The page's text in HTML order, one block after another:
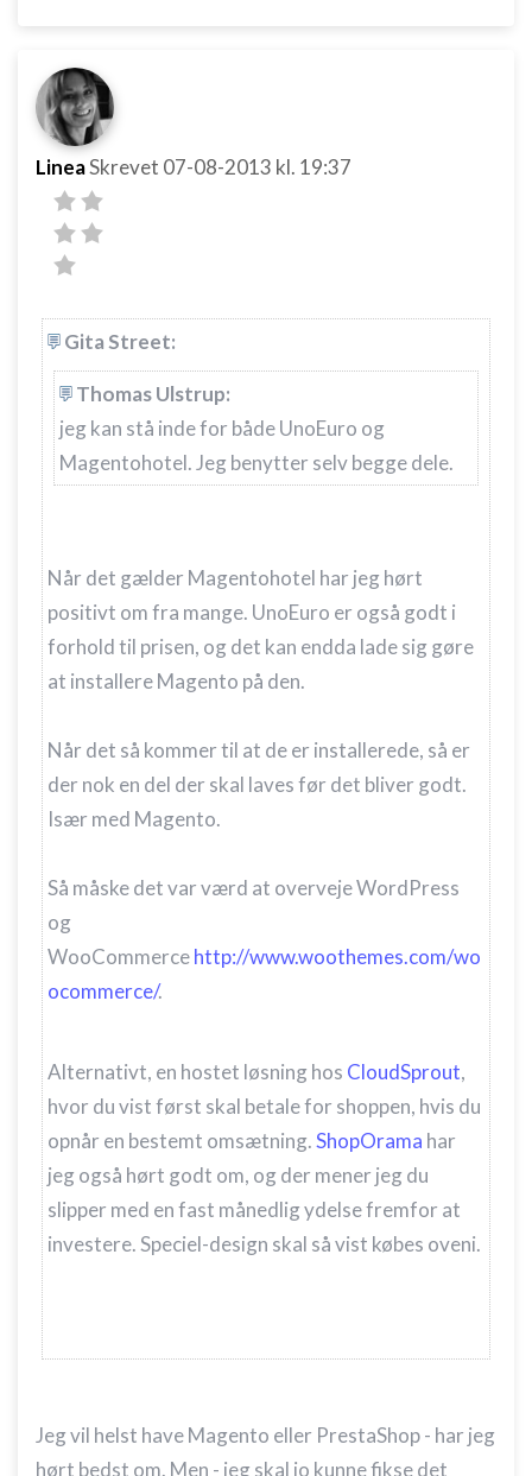
LineaSkrevet 07-08-2013 kl. 19:37
Gita Street:
Thomas Ulstrup:
jeg kan stå inde for både UnoEuro og
Magentohotel. Jeg benytter selv begge dele.
Når det gælder Magentohotel har jeg hørt
positivt om fra mange. UnoEuro er også godt i
forhold til prisen, og det kan endda lade sig gøre
at installere Magento på den.
Når det så kommer til at de er installerede, så er
der nok en del der skal laves før det bliver godt.
Især med Magento.
Så måske det var værd at overveje WordPress
og
WooCommercehttp://www.woothemes.com/wo
ocommerce/.
Alternativt, en hostet løsning hos CloudSprout,
hvor du vist først skal betale for shoppen, hvis du
opnår en bestemt omsætning.ShopOrama har
jeg også hørt godt om, og der mener jeg du
slipper med en fast månedlig ydelse fremfor at
investere. Speciel-design skal så vist købes oveni.
Jeg vil helst have Magento eller PrestaShop - har jeg
hørt bedst om. Men - jeg skal jo kunne fikse det